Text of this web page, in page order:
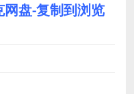
盘-复制到浏览